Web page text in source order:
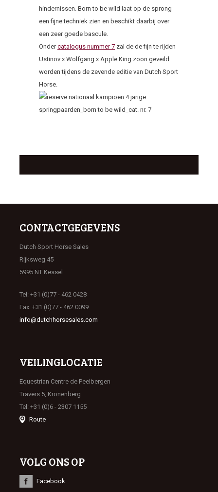
hindernissen. Born to be wild laat op de sprong
een fijne techniek zien en beschikt daarbij over
een zeer goede bascule.
Ondercatalogus nummer 7 zal de de fijn te rijden
Ustinov x Wolfgang x Apple King zoon geveild
worden tijdens de zevende editie van Dutch Sport
Horse.
CONTACTGEGEVENS
Dutch Sport Horse Sales
Rijksweg 45
5995 NT Kessel
Tel: +31 (0)77 - 462 0428
Fax: +31 (0)77 - 462 0099
info@dutchhorsesales.com
VEILINGLOCATIE
Equestrian Centre de Peelbergen
Travers 5, Kronenberg
Tel: +31 (0)6 - 2307 1155
Route
VOLG ONS OP
Facebook